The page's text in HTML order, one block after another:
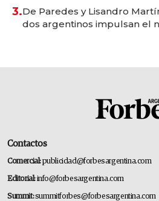
3.De Paredes y Lisandro
dos argentinos impulsan el
Contactos
Comercial:publicidad@forbesargentina.com
Editorial:info@forbesargentina.com
Summit:summitforbes@forbesargentina.com